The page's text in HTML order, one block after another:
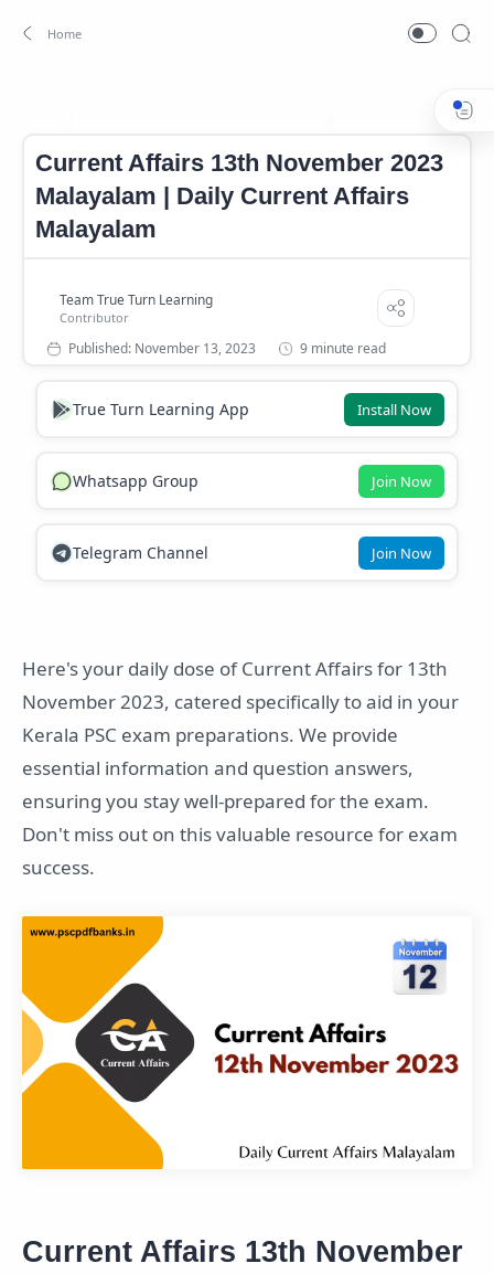
Current Affairs
Current Affairs 13th November 2023
Malayalam | Daily Current Affairs
Malayalam
9 minute read
True Turn Learning App Install Now
Whatsapp Group Join Now
Telegram Channel Join Now
Here's your daily dose of Current Affairs for 13th
November 2023, catered specifically to aid in your
Kerala PSC exam preparations. We provide
essential information and question answers,
ensuring you stay well-prepared for the exam.
Don't miss out on this valuable resource for exam
success.
Current Affairs 13th November